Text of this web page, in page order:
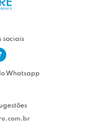
sociais
Whatsapp